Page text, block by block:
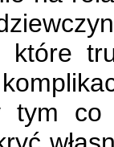
które
tym